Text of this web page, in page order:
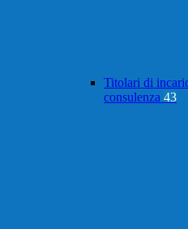
Titolari di
consulenza 43